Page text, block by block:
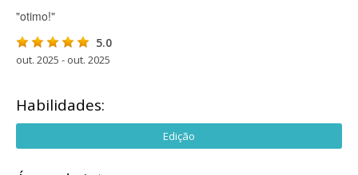
"otimo!"
5.0
out. 2025 - out. 2025
Habilidades:
Edição